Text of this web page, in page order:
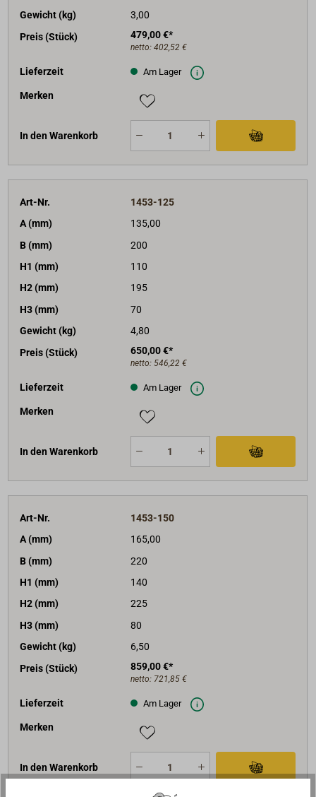
Gewicht (kg)
3,00
Preis (Stück)
479,00 €*
netto: 402,52 €
Lieferzeit Am Lager
Merken
In den Warenkorb
Art-Nr.
1453-125
A (mm)
135,00
B (mm)
200
H1 (mm)
110
H2 (mm)
195
H3 (mm)
70
Gewicht (kg)
4,80
Preis (Stück)
650,00 €*
netto: 546,22 €
Lieferzeit Am Lager
Merken
In den Warenkorb
Art-Nr.
1453-150
A (mm)
165,00
B (mm)
220
H1 (mm)
140
H2 (mm)
225
H3 (mm)
80
Gewicht (kg)
6,50
Preis (Stück)
859,00 €*
netto: 721,85 €
Lieferzeit Am Lager
Merken
In den Warenkorb